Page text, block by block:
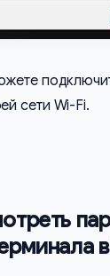
сети Wi-Fi.
в